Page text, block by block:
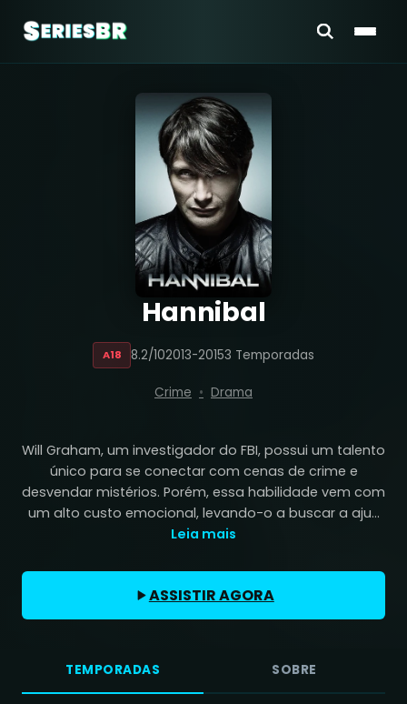
Hannibal
A18 8.2/102013-20153 Temporadas
Crime Drama
Will Graham, um investigador do FBI, possui um talento
único para se conectar com cenas de crime e
desvendar mistérios. Porém, essa habilidade vem com
um alto custo emocional, levando-o a buscar a aju...
Leia mais
ASSISTIR AGORA
TEMPORADAS SOBRE